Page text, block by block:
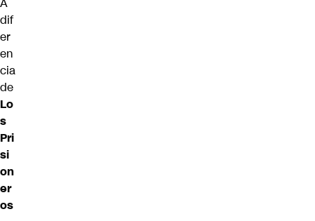
A
dif
er
en
cia
de
Lo
s
Pri
si
on
er
os